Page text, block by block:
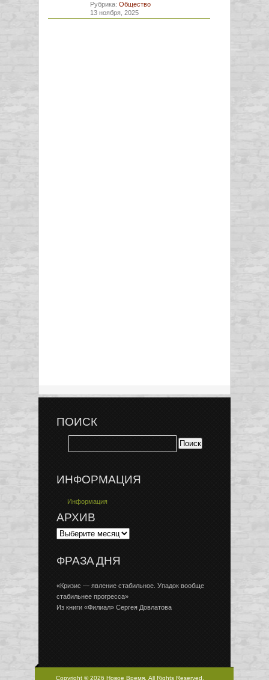
Рубрика: Общество
13 ноября, 2025
ПОИСК
ИНФОРМАЦИЯ
Информация
АРХИВ
ФРАЗА ДНЯ
«Кризис — явление стабильное. Упадок вообще
стабильнее прогресса»
Из книги «Филиал» Сергея Довлатова
Copyright © 2026 Новое Время, All Rights Reserved.